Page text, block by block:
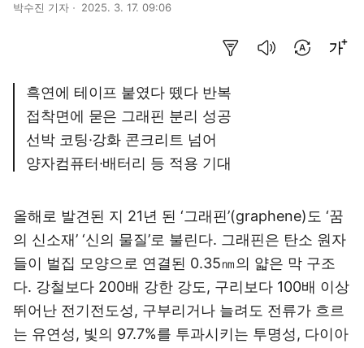
박수진 기자 2025. 3. 17. 09:06
흑연에 테이프 붙였다 뗐다 반복
접착면에 묻은 그래핀 분리 성공
선박 코팅·강화 콘크리트 넘어
양자컴퓨터·배터리 등 적용 기대
올해로 발견된 지 21년 된 ‘그래핀’(graphene)도 ‘꿈
의 신소재’ ‘신의 물질’로 불린다. 그래핀은 탄소 원자
들이 벌집 모양으로 연결된 0.35㎚의 얇은 막 구조
다. 강철보다 200배 강한 강도, 구리보다 100배 이상
뛰어난 전기전도성, 구부리거나 늘려도 전류가 흐르
는 유연성, 빛의 97.7%를 투과시키는 투명성, 다이아